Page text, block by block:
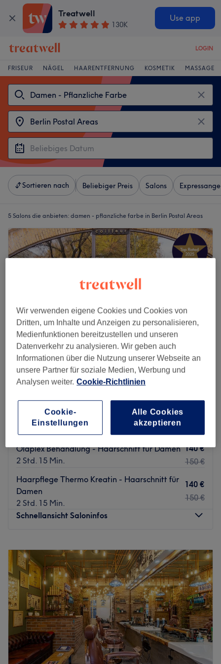
Treatwell
130K
Use app
LOGIN
FRISEUR NÄGEL HAARENTFERNUNG KOSMETIK MASSAGE
Sortieren nach Beliebiger Preis Salons
5 Salons die anbieten: damen - pflanzliche farbe in Berlin Postal Areas
Amar Stylist
5,0
262 Bewertungen
Tönung - Haarpflege Thermo Kreatin -
Haarschnitt für Damen
Olaplex Behandlung - Haarschnitt für Damen
2 Std. 15 Min.
140 €
150 €
Haarpflege Thermo Kreatin - Haarschnitt für
Damen
2 Std. 15 Min.
140 €
150 €
Schnellansicht Saloninfos
Dienstag
Geschlossen
Mittwoch
Geschlossen
Donnerstag
10:00–19:00
Freitag
10:00–19:00
Samstag
10:00–18:00
Sonntag
Geschlossen
Im Salon Amar Stylist in Berlin-Charlottenburg am
Savignyplatz kannst du dich mit einer entspannenden
Kopfmassage, frischem Cappuccino oder einem kühlen
Wir verwenden eigene Cookies und Cookies von
Dritten, um Inhalte und Anzeigen zu personalisieren,
Medienfunktionen bereitzustellen und unseren
Datenverkehr zu analysieren. Wir geben auch
Informationen über die Nutzung unserer Webseite an
unsere Partner für soziale Medien, Werbung und
Analysen weiter. Cookie-Richtlinien
Cookie-
Einstellungen
Alle Cookies
akzeptieren